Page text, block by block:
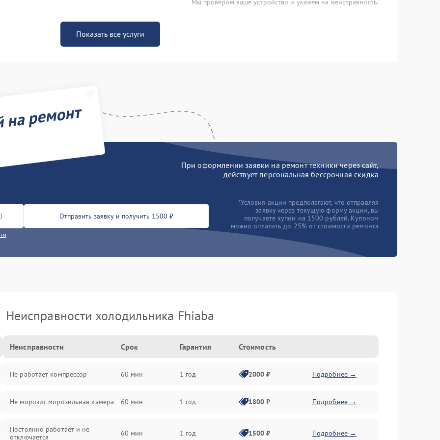
Мы проверим ваше устройство и укажем на неисправность.
Показать все услуги
ремонт
При оформлении заявки на ремонт техники через сайт,
действует персональная бессрочная скидка
Отправить заявку и получить 1500 ₽
*Условия акции предполагают, что отправляя
заявку через текущую форму акции, вы
получаете купон на 1500 рублей. Купоном
можно оплатить до 25% от стоимости ремонта
Неисправности холодильника Fhiaba
Неисправности Срок Гарантия Стоимость
Не работает компрессор 60 мин 1 год 2000 ₽ Подробнее →
Не морозит морозильная камера 60 мин 1 год 1800 ₽ Подробнее →
Постоянно работает и не
отключается
60 мин 1 год 1500 ₽ Подробнее →